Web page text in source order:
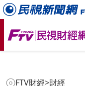
FTV財經>財經